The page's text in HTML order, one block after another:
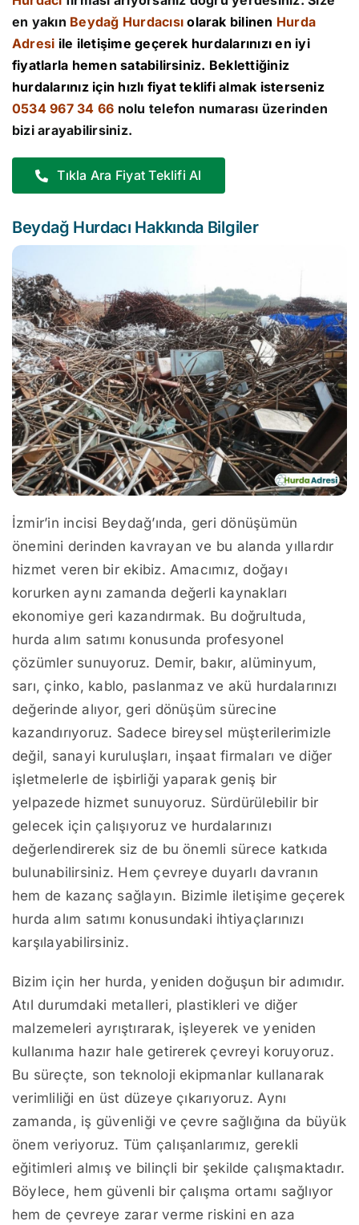
en yakın Beydağ Hurdacısı olarak bilinen Hurda
Adresi ile iletişime geçerek hurdalarınızı en iyi
fiyatlarla hemen satabilirsiniz. Beklettiğiniz
hurdalarınız için hızlı fiyat teklifi almak isterseniz
0534 967 34 66 nolu telefon numarası üzerinden
bizi arayabilirsiniz.
Tıkla Ara Fiyat Teklifi Al
Beydağ Hurdacı Hakkında Bilgiler
İzmir’in incisi Beydağ’ında, geri dönüşümün
önemini derinden kavrayan ve bu alanda yıllardır
hizmet veren bir ekibiz. Amacımız, doğayı
korurken aynı zamanda değerli kaynakları
ekonomiye geri kazandırmak. Bu doğrultuda,
hurda alım satımı konusunda profesyonel
çözümler sunuyoruz. Demir, bakır, alüminyum,
sarı, çinko, kablo, paslanmaz ve akü hurdalarınızı
değerinde alıyor, geri dönüşüm sürecine
kazandırıyoruz. Sadece bireysel müşterilerimizle
değil, sanayi kuruluşları, inşaat firmaları ve diğer
işletmelerle de işbirliği yaparak geniş bir
yelpazede hizmet sunuyoruz. Sürdürülebilir bir
gelecek için çalışıyoruz ve hurdalarınızı
değerlendirerek siz de bu önemli sürece katkıda
bulunabilirsiniz. Hem çevreye duyarlı davranın
hem de kazanç sağlayın. Bizimle iletişime geçerek
hurda alım satımı konusundaki ihtiyaçlarınızı
karşılayabilirsiniz.
Bizim için her hurda, yeniden doğuşun bir adımıdır.
Atıl durumdaki metalleri, plastikleri ve diğer
malzemeleri ayrıştırarak, işleyerek ve yeniden
kullanıma hazır hale getirerek çevreyi koruyoruz.
Bu süreçte, son teknoloji ekipmanlar kullanarak
verimliliği en üst düzeye çıkarıyoruz. Aynı
zamanda, iş güvenliği ve çevre sağlığına da büyük
önem veriyoruz. Tüm çalışanlarımız, gerekli
eğitimleri almış ve bilinçli bir şekilde çalışmaktadır.
Böylece, hem güvenli bir çalışma ortamı sağlıyor
hem de çevreye zarar verme riskini en aza